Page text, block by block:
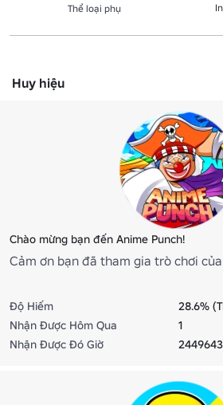
Thể loại phụ
Huy hiệu
Chào mừng bạn đến Anime Punch!
Cảm ơn bạn đã tham gia trò chơi
Độ Hiếm
28.6%
Nhận Được Hôm Qua
1
Nhận Được Đó Giờ
2449643